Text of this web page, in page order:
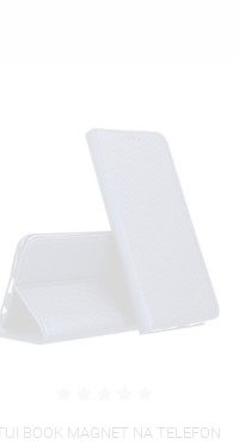
Etui Black Case Glass Do